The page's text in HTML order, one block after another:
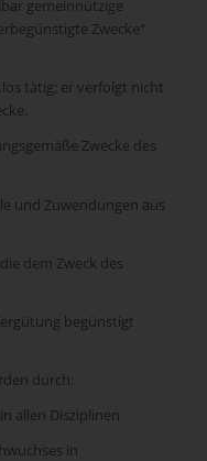
gemeinnützige
Zwecke“
tätig; er verfolgt nicht
Zwecke des
und Zuwendungen aus
dem Zweck des
begünstigt
durch:
allen Disziplinen
in